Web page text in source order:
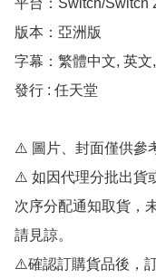
平台：Switch/Switch
版本：亞洲版
字幕：繁體中文, 英
發行 : 任天堂
⚠️ 圖片、封面僅供參
⚠️ 如因代理分批出貨
次序分配通知取貨，
請見諒。
⚠️確認訂購貨品後，